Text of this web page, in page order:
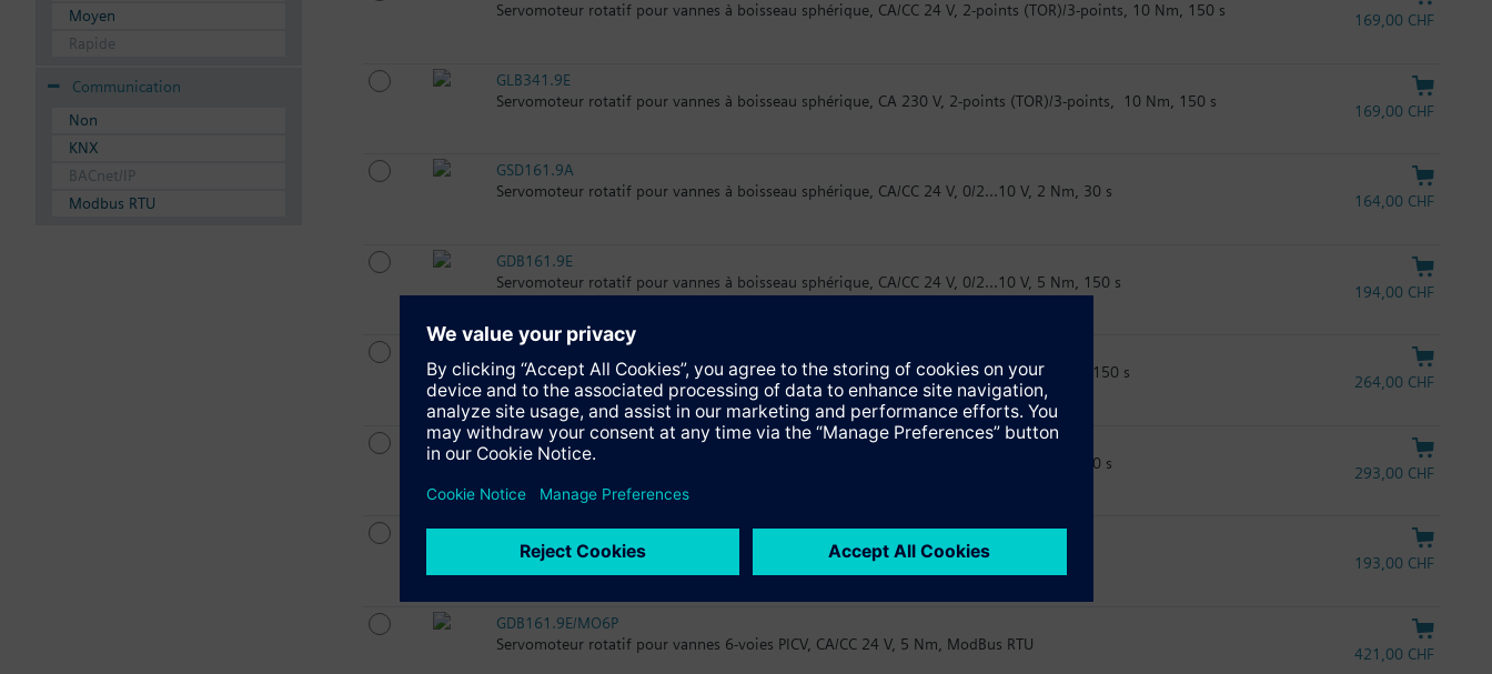
Moyen
Rapide
Communication
Non
KNX
BACnet/IP
Modbus RTU
Servomoteur rotatif pour vannes à boisseau sphérique, CA/CC 24 V, 2-points (TOR)/3-points, 10 Nm, 150 s
169,00 CHF
GLB341.9E
Servomoteur rotatif pour vannes à boisseau sphérique, CA 230 V, 2-points (TOR)/3-points, 10 Nm, 150 s
169,00 CHF
GSD161.9A
Servomoteur rotatif pour vannes à boisseau sphérique, CA/CC 24 V, 0/2…10 V, 2 Nm, 30 s
164,00 CHF
GDB161.9E
Servomoteur rotatif pour vannes à boisseau sphérique, CA/CC 24 V, 0/2...10 V, 5 Nm, 150 s
194,00 CHF
GLB161.9E
Servomoteur rotatif pour vannes à boisseau sphérique, CA/CC 24 V, 0/2...10 V, 10 Nm, 150 s
264,00 CHF
GLD161.9E
Servomoteur rotatif pour vannes à boisseau sphérique, CA/CC 24 V, 0/2...10 V, 8 Nm, 30 s
293,00 CHF
GDB161.9H/6P100
Electromotoric rotary actuator for 6-port PICV
193,00 CHF
GDB161.9E/MO6P
Servomoteur rotatif pour vannes 6-voies PICV, CA/CC 24 V, 5 Nm, ModBus RTU
421,00 CHF